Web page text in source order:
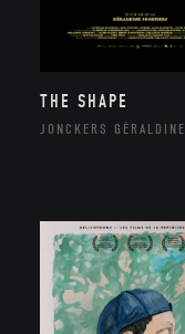
THE SHAPE
JONCKERS GÉRALDINE